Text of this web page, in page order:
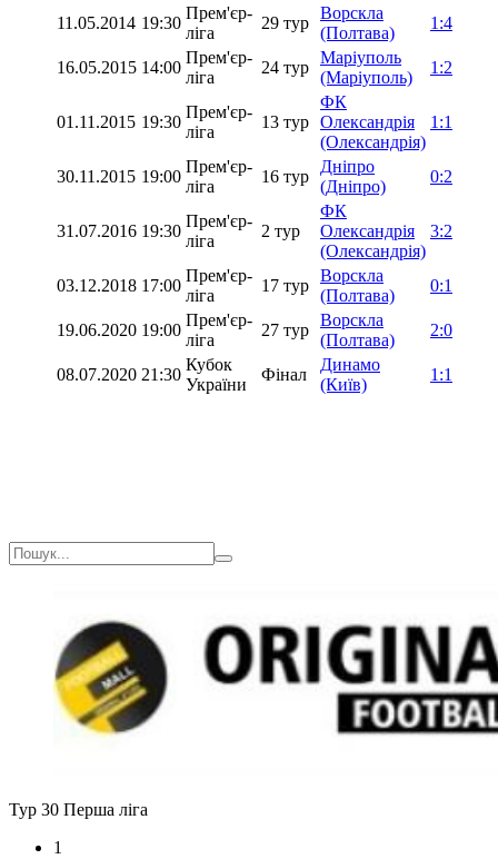
11.05.2014 19:30
Прем'єр-
ліга
29 тур
Ворскла
(Полтава)
1:4
16.05.2015 14:00
Прем'єр-
ліга
24 тур
Маріуполь
(Маріуполь)
1:2
01.11.2015 19:30
Прем'єр-
ліга
13 тур
ФК
Олександрія
(Олександрія)
1:1
30.11.2015 19:00
Прем'єр-
ліга
16 тур
Дніпро
(Дніпро)
0:2
31.07.2016 19:30
Прем'єр-
ліга
2 тур
ФК
Олександрія
(Олександрія)
3:2
03.12.2018 17:00
Прем'єр-
ліга
17 тур
Ворскла
(Полтава)
0:1
19.06.2020 19:00
Прем'єр-
ліга
27 тур
Ворскла
(Полтава)
2:0
08.07.2020 21:30
Кубок
України
Фінал
Динамо
(Київ)
1:1
Тур 30 Перша ліга
1